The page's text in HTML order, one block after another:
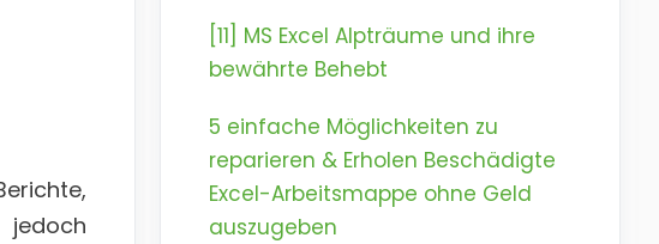
[11] MS Excel Alpträume und ihre
bewährte Behebt
5 einfache Möglichkeiten zu
reparieren & Erholen Beschädigte
Excel-Arbeitsmappe ohne Geld
auszugeben